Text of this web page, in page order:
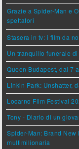
Grazie a Spider-Man e
spettatori
Stasera in tv: i film da
Un tranquillo funerale
Queen Budapest, dal 7
Linkin Park: Unshatter,
Locarno Film Festival
Tony - Diario di un
Spider-Man: Brand
multimilionaria